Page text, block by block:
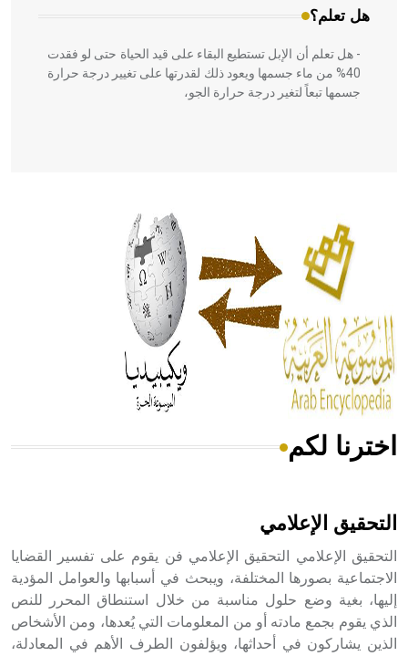
هل تعلم؟
- هل تعلم أن الإبل تستطيع البقاء على قيد الحياة حتى لو فقدت
40% من ماء جسمها ويعود ذلك لقدرتها على تغيير درجة حرارة
جسمها تبعاً لتغير درجة حرارة الجو،
الحكم، الأدلة، تنظيم التغذية، ورسالته في جروح الرأس. ويعود
له الفضل بأنه حرر الطب من الدين والفلسفة.
- هل تعلم أن المرجان إفراز حيواني يتكون في البحر ويتركب
من مادة كربونات الكلسيوم، وهو أحمر أو شديد الحمرة وهو
أجود أنواعه، ويمتاز بكبر الحجم ويسمى الش
هل تعلم أن الأبسيد كلمة فرنسية اللفظ تم اعتمادها مصطلحاً
- هل تعلم أن أبجر Abgar اسم معروف جيداً يعود إلى عدد من
الملوك الذين حكموا مدينة إديسا (الرها) من أبجر الأول وحتى
التاسع، وهم ينتسبون إلى أسرة أوسروين
اخترنا لكم
التحقيق الإعلامي
التحقيق الإعلامي التحقيق الإعلامي فن يقوم على تفسير القضايا
الاجتماعية بصورها المختلفة، ويبحث في أسبابها والعوامل المؤدية
إليها، بغية وضع حلول مناسبة من خلال استنطاق المحرر للنص
الذي يقوم بجمع مادته أو من المعلومات التي يُعدها، ومن الأشخاص
الذين يشاركون في أحداثها، ويؤلفون الطرف الأهم في المعادلة،